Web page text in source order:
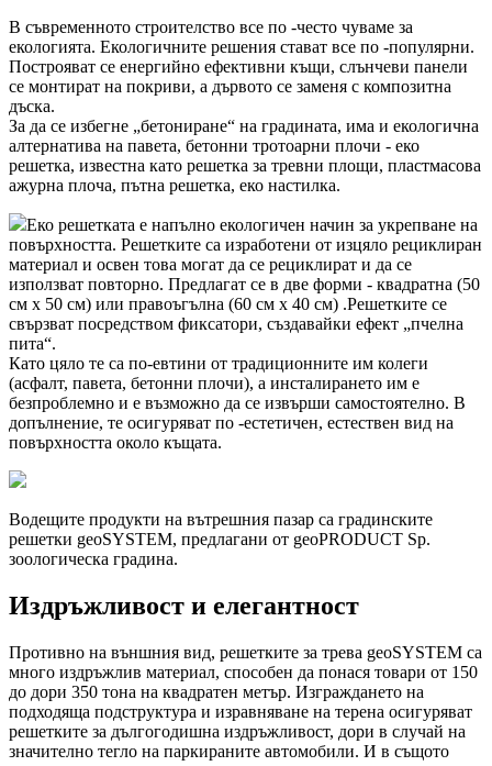
В съвременното строителство все по -често чуваме за
екологията. Екологичните решения стават все по -популярни.
Построяват се енергийно ефективни къщи, слънчеви панели
се монтират на покриви, а дървото се заменя с композитна
дъска.
За да се избегне „бетониране“ на градината, има и екологична
алтернатива на павета, бетонни тротоарни плочи - еко
решетка, известна като решетка за тревни площи, пластмасова
ажурна плоча, пътна решетка, еко настилка.
Еко решетката е напълно екологичен начин за укрепване на
повърхността. Решетките са изработени от изцяло рециклиран
материал и освен това могат да се рециклират и да се
използват повторно. Предлагат се в две форми - квадратна (50
см х 50 см) или правоъгълна (60 см х 40 см) .Решетките се
свързват посредством фиксатори, създавайки ефект „пчелна
пита“.
Като цяло те са по-евтини от традиционните им колеги
(асфалт, павета, бетонни плочи), а инсталирането им е
безпроблемно и е възможно да се извърши самостоятелно. В
допълнение, те осигуряват по -естетичен, естествен вид на
повърхността около къщата.
Водещите продукти на вътрешния пазар са градинските
решетки geoSYSTEM, предлагани от geoPRODUCT Sp.
зоологическа градина.
Издръжливост и елегантност
Противно на външния вид, решетките за трева geoSYSTEM са
много издръжлив материал, способен да понася товари от 150
до дори 350 тона на квадратен метър. Изграждането на
подходяща подструктура и изравняване на терена осигуряват
решетките за дългогодишна издръжливост, дори в случай на
значително тегло на паркираните автомобили. И в същото